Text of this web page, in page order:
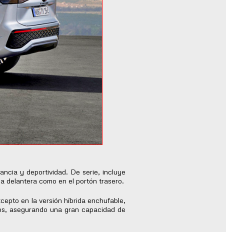
y deportividad. De serie, incluye
delantera como en el portón trasero.
en la versión híbrida enchufable,
asegurando una gran capacidad de